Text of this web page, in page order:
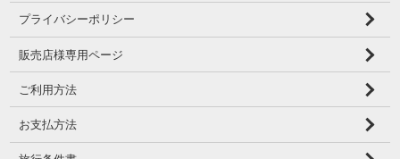
プライバシーポリシー
販売店様専用ページ
ご利用方法
お支払方法